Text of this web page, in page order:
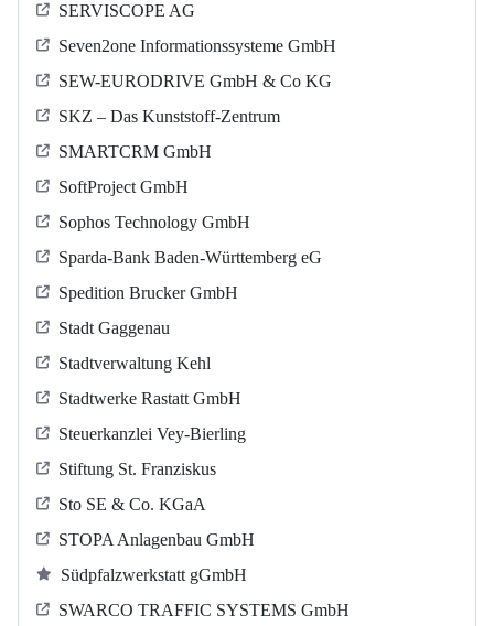
SERVISCOPE AG
Seven2one Informationssysteme GmbH
SEW-EURODRIVE GmbH & Co KG
SKZ – Das Kunststoff-Zentrum
SMARTCRM GmbH
SoftProject GmbH
Sophos Technology GmbH
Sparda-Bank Baden-Württemberg eG
Spedition Brucker GmbH
Stadt Gaggenau
Stadtverwaltung Kehl
Stadtwerke Rastatt GmbH
Steuerkanzlei Vey-Bierling
Stiftung St. Franziskus
Sto SE & Co. KGaA
STOPA Anlagenbau GmbH
Südpfalzwerkstatt gGmbH
SWARCO TRAFFIC SYSTEMS GmbH